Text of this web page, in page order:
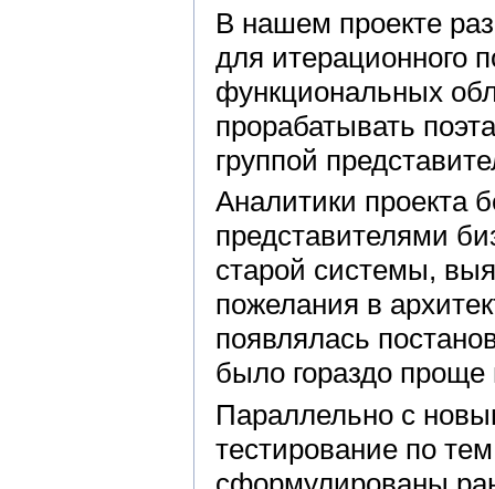
В нашем проекте
для итерационного
функциональных
прорабатывать
группой
Аналитики проекта
представителями
старой системы,
пожелания в
появлялась
было гораздо проще
Параллельно с
тестирование по